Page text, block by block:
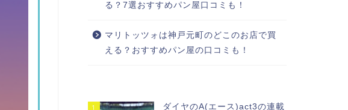
る？7選おすすめパン屋口コミも！
マリトッツォは神戸元町のどこのお店で買
える？おすすめパン屋の口コミも！
1
ダイヤのA(エース)act3の連載